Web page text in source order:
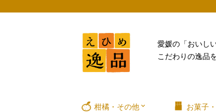
愛媛の「おいし
こだわりの逸品
柑橘・その他 お菓子